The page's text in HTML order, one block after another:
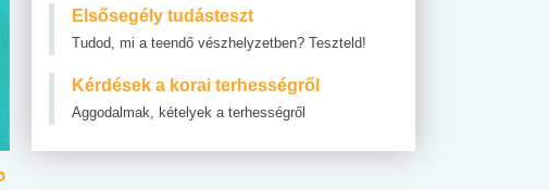
Elsősegély tudásteszt
Tudod, mi a teendő vészhelyzetben? Teszteld!
Kérdések a korai terhességről
Aggodalmak, kételyek a terhességről